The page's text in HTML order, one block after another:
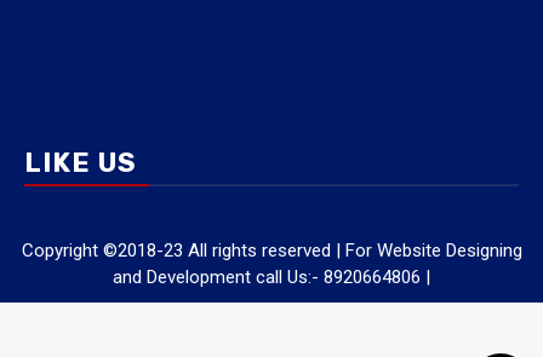
LIKE US
Copyright ©2018-23 All rights reserved | For Website Designing
and Development call Us:- 8920664806